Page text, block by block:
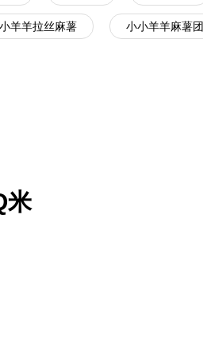
羊羊拉丝麻薯 小小羊羊麻薯团
米